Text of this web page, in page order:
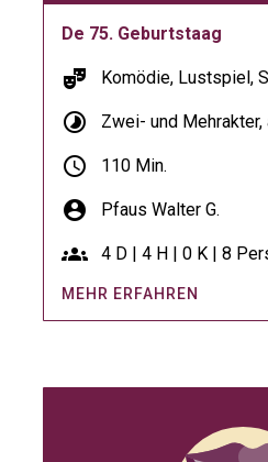
De 75. Geburtstaag
theater_comedy Komödie, Lustspiel,
timelapse Zwei- und
schedule 110 Min.
account_circle Pfaus Walter G.
groups 4 D | 4 H | 0 K | 8
MEHR ERFAHREN